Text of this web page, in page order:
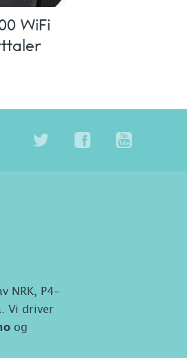
WiFi
NRK, P4-
Vi driver
og